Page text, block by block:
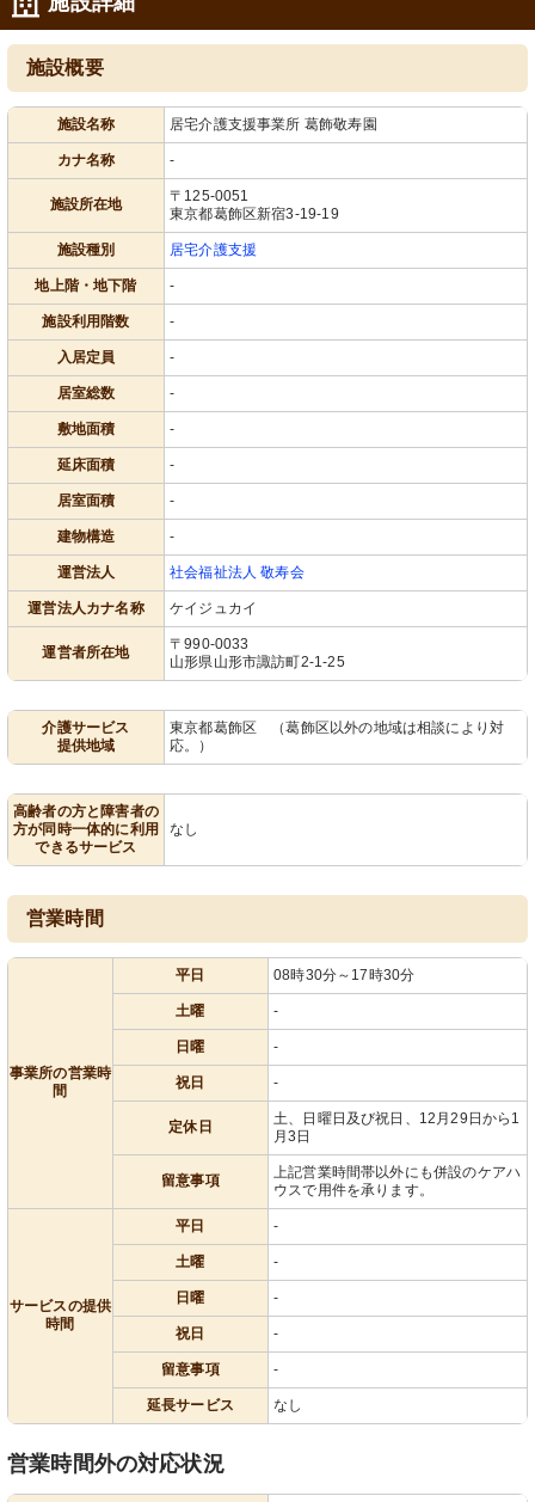
施設概要
施設名称 居宅介護支援事業所 葛飾敬寿園
カナ名称 -
施設所在地
〒125-0051
東京都葛飾区新宿3-19-19
施設種別 居宅介護支援
地上階・地下階 -
施設利用階数 -
入居定員 -
居室総数 -
敷地面積 -
延床面積 -
居室面積 -
建物構造 -
運営法人 社会福祉法人 敬寿会
運営法人カナ名称 ケイジュカイ
運営者所在地
〒990-0033
山形県山形市諏訪町2-1-25
介護サービス
提供地域
東京都葛飾区 （葛飾区以外の地域は相談により対
応。）
高齢者の方と障害者の
方が同時一体的に利用
できるサービス
なし
営業時間
事業所の営業時
間
平日 08時30分～17時30分
土曜 -
日曜 -
祝日 -
定休日
土、日曜日及び祝日、12月29日から1
月3日
留意事項
上記営業時間帯以外にも併設のケアハ
ウスで用件を承ります。
サービスの提供
時間
平日 -
土曜 -
日曜 -
祝日 -
留意事項 -
延長サービス なし
営業時間外の対応状況